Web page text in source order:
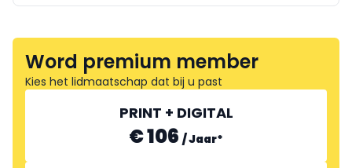
Word premium member
Kies het lidmaatschap dat bij u past
PRINT + DIGITAL
€ 106 /Jaar*